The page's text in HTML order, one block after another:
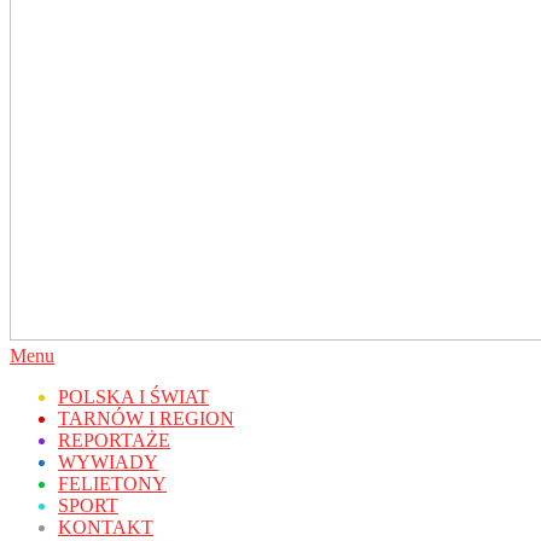
Secondary
Menu
Menu
POLSKA I ŚWIAT
TARNÓW I REGION
REPORTAŻE
WYWIADY
FELIETONY
SPORT
KONTAKT